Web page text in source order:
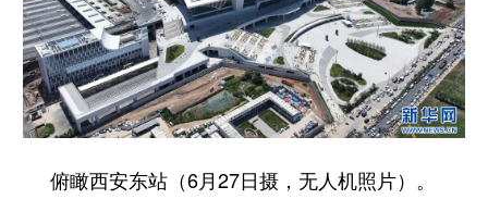
四川 贵州 云南 西藏
陕西 甘肃 青海 宁夏
新疆 内蒙古 黑龙江
俯瞰西安东站（6月27日摄，无人机照片）。